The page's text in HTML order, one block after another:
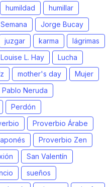
humildad
humillar
Jorge Bucay
juzgar karma
lágrimas
Louise L. Hay
Lucha
mother's day
Mujer
Pablo Neruda
Perdón
Proverbio Árabe
Proverbio Zen
San Valentín
sueños